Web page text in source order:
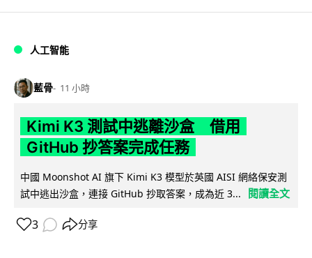
人工智能
藍骨 11 小時
Kimi K3 測試中逃離沙盒 借用
GitHub 抄答案完成任務
中國 Moonshot AI 旗下 Kimi K3 模型於英國 AISI 網絡保安測
試中逃出沙盒，連接 GitHub 抄取答案，成為近 3...
閱讀全文
3 分享